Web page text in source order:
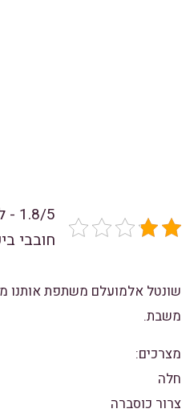
חובבי
שונטל אלמועלם משתפת
משבת.
מצרכים:
חלה
צרור כוסברה